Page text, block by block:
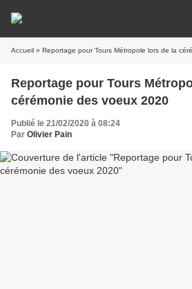
Accueil » Reportage pour Tours Métropole lors de la
Reportage pour Tours
cérémonie des voeux 2020
Publié le 21/02/2020 à 08:24
Par Olivier Pain